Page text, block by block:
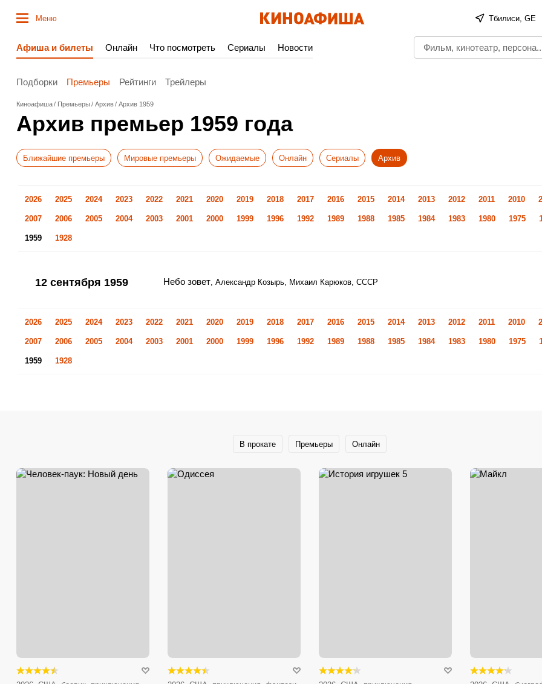
Меню Тбилиси, GE
Афиша и билеты Онлайн Что посмотреть Сериалы Новости
Подборки Премьеры Рейтинги Трейлеры
Киноафиша Премьеры Архив Архив 1959
Архив премьер 1959 года
Ближайшие премьеры Мировые премьеры Ожидаемые Онлайн Сериалы Архив
2026 2025 2024 2023 2022 2021 2020 2019 2018 2017 2016 2015 2014 2013 2012 2011 2010
2007 2006 2005 2004 2003 2001 2000 1999 1996 1992 1989 1988 1985 1984 1983 1980 1975
1959 1928
12 сентября 1959 Небо зовет, Александр Козырь, Михаил Карюков, СССР
2026 2025 2024 2023 2022 2021 2020 2019 2018 2017 2016 2015 2014 2013 2012 2011 2010
2007 2006 2005 2004 2003 2001 2000 1999 1996 1992 1989 1988 1985 1984 1983 1980 1975
1959 1928
В прокате Премьеры Онлайн